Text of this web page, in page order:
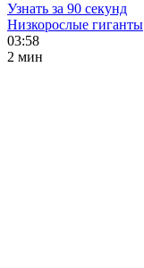
Узнать за 90 секунд
Низкорослые гиганты
03:58
2 мин